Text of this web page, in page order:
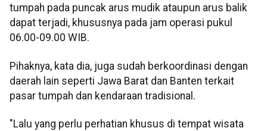
tumpah pada puncak arus mudik ataupun arus balik
dapat terjadi, khususnya pada jam operasi pukul
06.00-09.00 WIB.
Pihaknya, kata dia, juga sudah berkoordinasi dengan
daerah lain seperti Jawa Barat dan Banten terkait
pasar tumpah dan kendaraan tradisional.
"Lalu yang perlu perhatian khusus di tempat wisata